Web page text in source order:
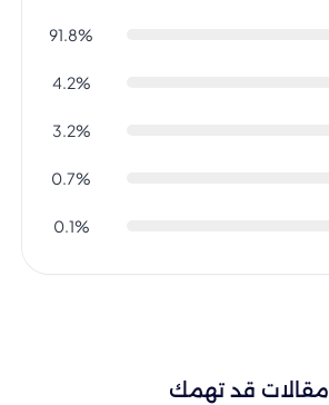
91.8%
4.2%
3.2%
0.7%
0.1%
مقالات قد تهمك